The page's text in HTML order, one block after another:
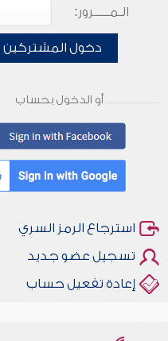
الـمـــــرور:
دخول المشتركين
أو الدخول بحساب
استرجاع الرمز السري
تسجيل عضو جديد
إعادة تفعيل حساب